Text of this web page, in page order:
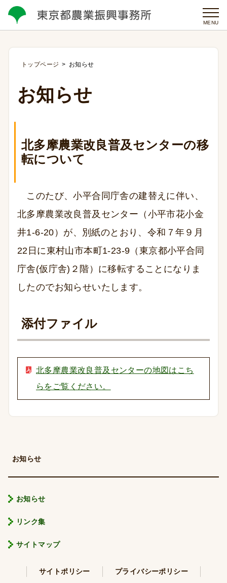
MENU
お知らせ
トップページ お知らせ
お知らせ
北多摩農業改良普及センターの移
転について
このたび、小平合同庁舎の建替えに伴い、
北多摩農業改良普及センター（小平市花小金
井1-6-20）が、別紙のとおり、令和７年９月
22日に東村山市本町1-23-9（東京都小平合同
庁舎(仮庁舎)２階）に移転することになりま
したのでお知らせいたします。
添付ファイル
北多摩農業改良普及センターの地図はこち
らをご覧ください。
お知らせ
リンク集
サイトマップ
サイトポリシー プライバシーポリシー